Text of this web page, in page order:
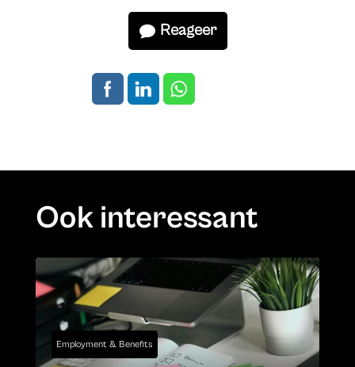
Reageer
Ook interessant
Employment & Benefits